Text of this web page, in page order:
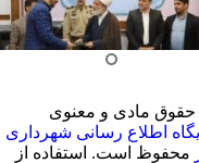
حقوق مادی و معنوی
اطلاع رسانی شهرداری
محفوظ است. استفاده از